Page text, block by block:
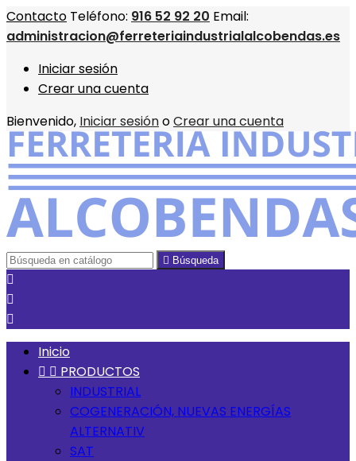
Contacto Teléfono: 916 52 92 20 Email:
administracion@ferreteriaindustrialalcobendas.es
Iniciar sesión
Crear una cuenta
Bienvenido, Iniciar sesiónoCrear una cuenta
 Búsqueda



Inicio
  PRODUCTOS
INDUSTRIAL
COGENERACIÓN, NUEVAS ENERGÍAS
ALTERNATIV
SAT